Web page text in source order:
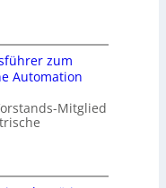
zum
Automation
Mitglied